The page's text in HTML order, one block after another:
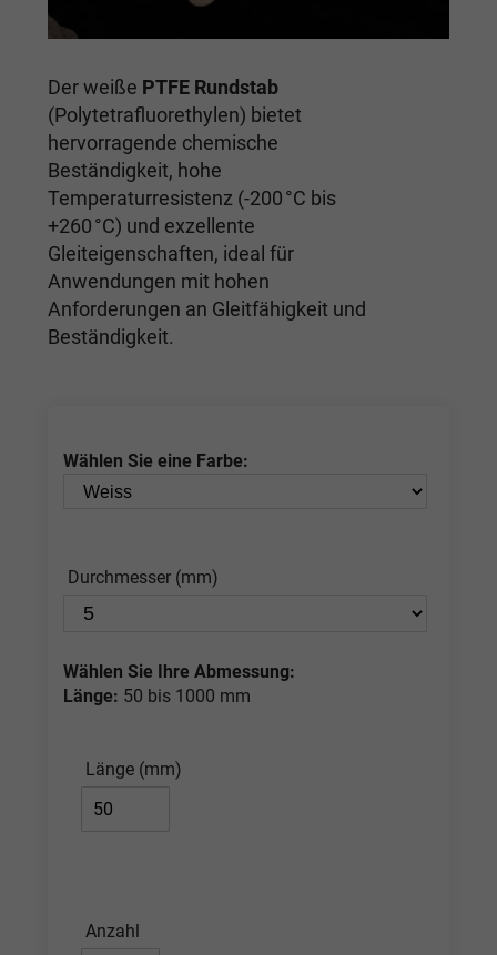
Der weiße PTFE Rundstab
(Polytetrafluorethylen) bietet
hervorragende chemische
Beständigkeit, hohe
Temperaturresistenz (-200 °C bis
+260 °C) und exzellente
Gleiteigenschaften, ideal für
Anwendungen mit hohen
Anforderungen an Gleitfähigkeit und
Beständigkeit.
Wählen Sie eine Farbe:
Durchmesser (mm)
Wählen Sie Ihre Abmessung:
Länge: 50 bis 1000 mm
Länge (mm)
Anzahl